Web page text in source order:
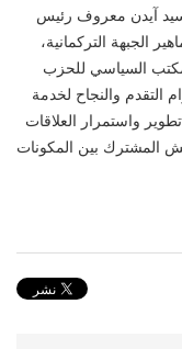
آيدن معروف رئيس
الجبهة التركمانية،
السياسي للحزب
التقدم والنجاح لخدمة
واستمرار العلاقات
المشترك بين المكونات